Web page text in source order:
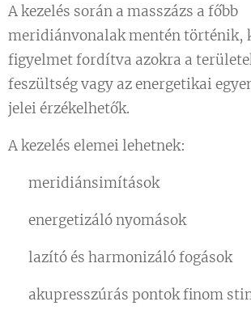
A kezelés során a masszázs a főbb
meridiánvonalak mentén történik,
figyelmet fordítva azokra a
feszültség vagy az energetikai
jelei érzékelhetők.
A kezelés elemei lehetnek:
🌿 meridiánsimítások
🌿 energetizáló nyomások
🌿 lazító és harmonizáló fogások
🌿 akupresszúrás pontok finom